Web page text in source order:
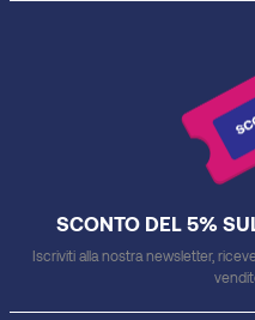
SCONTO DEL 5%
Iscriviti alla nostra newsletter,